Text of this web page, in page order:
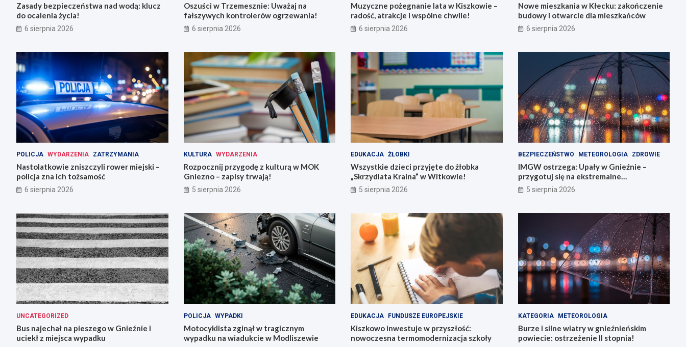
Zasady bezpieczeństwa nad wodą: klucz
do ocalenia życia!
6 sierpnia 2026
Oszuści w Trzemesznie: Uważaj na
fałszywych kontrolerów ogrzewania!
6 sierpnia 2026
Muzyczne pożegnanie lata w Kiszkowie –
radość, atrakcje i wspólne chwile!
6 sierpnia 2026
Nowe mieszkania w Kłecku: zakończenie
budowy i otwarcie dla mieszkańców
6 sierpnia 2026
POLICJA WYDARZENIA ZATRZYMANIA
Nastolatkowie zniszczyli rower miejski –
policja zna ich tożsamość
6 sierpnia 2026
KULTURA WYDARZENIA
Rozpocznij przygodę z kulturą w MOK
Gniezno – zapisy trwają!
5 sierpnia 2026
EDUKACJA ŻŁOBKI
Wszystkie dzieci przyjęte do żłobka
„Skrzydlata Kraina” w Witkowie!
5 sierpnia 2026
BEZPIECZEŃSTWO METEOROLOGIA ZDROWIE
IMGW ostrzega: Upały w Gnieźnie –
przygotuj się na ekstremalne
temperatury!
5 sierpnia 2026
UNCATEGORIZED
Bus najechał na pieszego w Gnieźnie i
uciekł z miejsca wypadku
POLICJA WYPADKI
Motocyklista zginął w tragicznym
wypadku na wiadukcie w Modliszewie
EDUKACJA FUNDUSZE EUROPEJSKIE
Kiszkowo inwestuje w przyszłość:
nowoczesna termomodernizacja szkoły
KATEGORIA METEOROLOGIA
Burze i silne wiatry w gnieźnieńskim
powiecie: ostrzeżenie II stopnia!